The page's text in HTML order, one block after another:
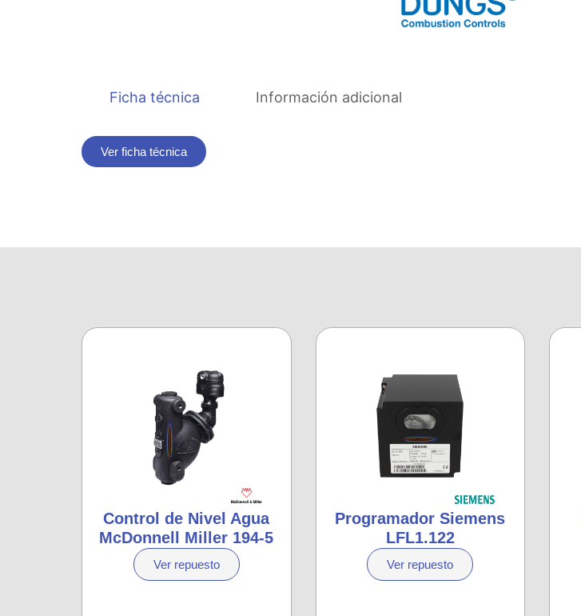
Ficha técnica Información adicional
Ver ficha técnica
Control de Nivel Agua
McDonnell Miller 194-5
Ver repuesto
Programador Siemens
LFL1.122
Ver repuesto